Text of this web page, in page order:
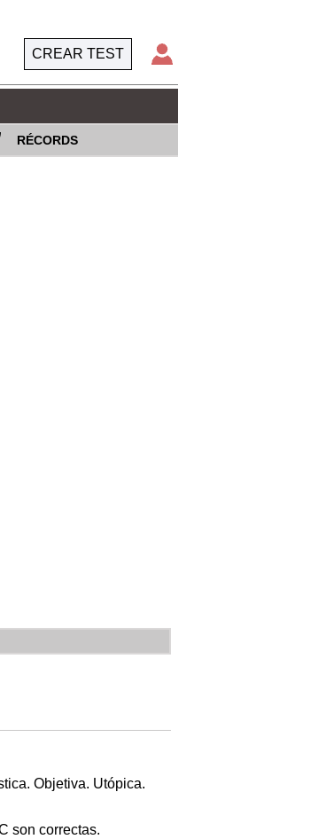
CREAR TEST
RÉCORDS
Objetiva. Utópica.
son correctas.